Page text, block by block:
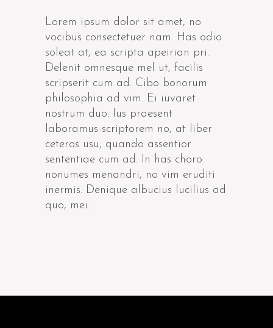
Lorem ipsum dolor sit amet, no
vocibus consectetuer nam. Has odio
soleat at, ea scripta apeirian pri.
Delenit omnesque mel ut, facilis
scripserit cum ad. Cibo bonorum
philosophia ad vim. Ei iuvaret
nostrum duo. Ius praesent
laboramus scriptorem no, at liber
ceteros usu, quando assentior
sententiae cum ad. In has choro
nonumes menandri, no vim eruditi
inermis. Denique albucius lucilius ad
quo, mei.